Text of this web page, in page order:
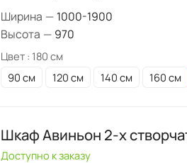
Ширина — 1000-1900
Высота — 970
Цвет : 180 см
90 см
120 см 140 см 160 см
Шкаф Авиньон 2-х
Доступно к заказу